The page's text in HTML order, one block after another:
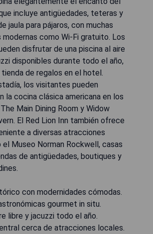
incluye antigüedades, teteras y
jaula para pájaros, con muchas
como Wi-Fi gratuito. Los
disfrutar de una piscina al aire
disponibles durante todo el año,
de regalos en el hotel.
los visitantes pueden
la cocina clásica americana en los
Main Dining Room y Widow
El Red Lion Inn también ofrece
a diversas atracciones
Museo Norman Rockwell, casas
de antigüedades, boutiques y
con modernidades cómodas.
gourmet in situ.
libre y jacuzzi todo el año.
cerca de atracciones locales.